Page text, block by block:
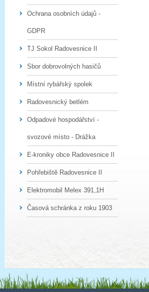
Ochrana osobních údajů -
GDPR
TJ Sokol Radovesnice II
Sbor dobrovolných hasičů
Místní rybářský spolek
Radovesnický betlém
Odpadové hospodářství -
svozové místo - Drážka
E-kroniky obce Radovesnice II
Pohřebiště Radovesnice II
Elektromobil Melex 391,1H
Časová schránka z roku 1903